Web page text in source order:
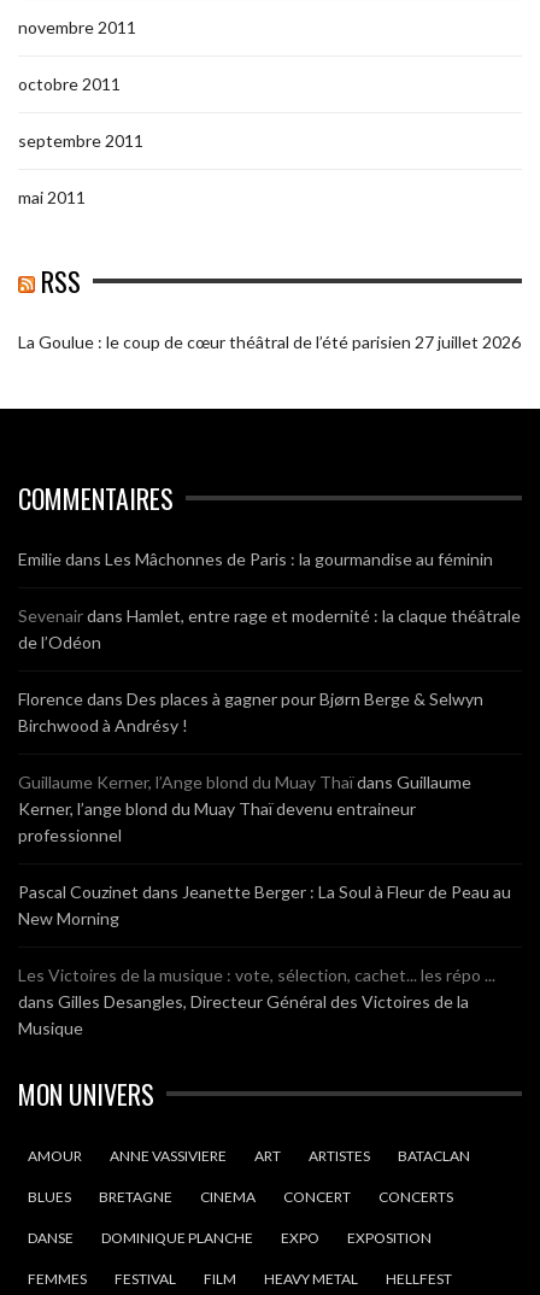
novembre 2011
octobre 2011
septembre 2011
mai 2011
RSS
La Goulue : le coup de cœur théâtral de l’été parisien 27 juillet 2026
COMMENTAIRES
Emiliedans Les Mâchonnes de Paris : la gourmandise au féminin
Sevenairdans Hamlet, entre rage et modernité : la claque théâtrale
de l’Odéon
Florencedans Des places à gagner pour Bjørn Berge & Selwyn
Birchwood à Andrésy !
Guillaume Kerner, l’Ange blond du Muay Thaïdans Guillaume
Kerner, l’ange blond du Muay Thaï devenu entraineur
professionnel
Pascal Couzinet dans Jeanette Berger : La Soul à Fleur de Peau au
New Morning
Les Victoires de la musique : vote, sélection, cachet... les répo ...
dans Gilles Desangles, Directeur Général des Victoires de la
Musique
MON UNIVERS
AMOUR ANNE VASSIVIERE ART ARTISTES BATACLAN
BLUES BRETAGNE CINEMA CONCERT CONCERTS
DANSE DOMINIQUE PLANCHE EXPO EXPOSITION
FEMMES FESTIVAL FILM HEAVY METAL HELLFEST